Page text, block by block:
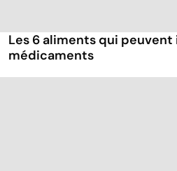
Les 6 aliments qui
médicaments